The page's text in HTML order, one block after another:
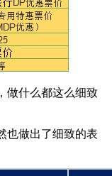
做什么都这么细致
也做出了细致的表